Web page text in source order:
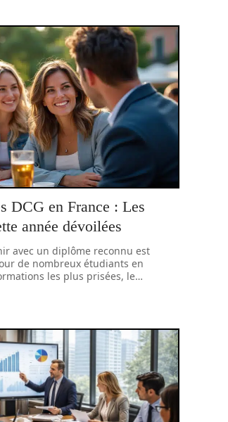
DCG en France : Les
année dévoilées
avec un diplôme reconnu est
de nombreux étudiants en
les plus prisées, le…